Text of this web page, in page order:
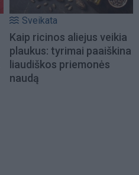
Sveikata
Kaip ricinos aliejus veikia
plaukus: tyrimai paaiškina
liaudiškos priemonės
naudą